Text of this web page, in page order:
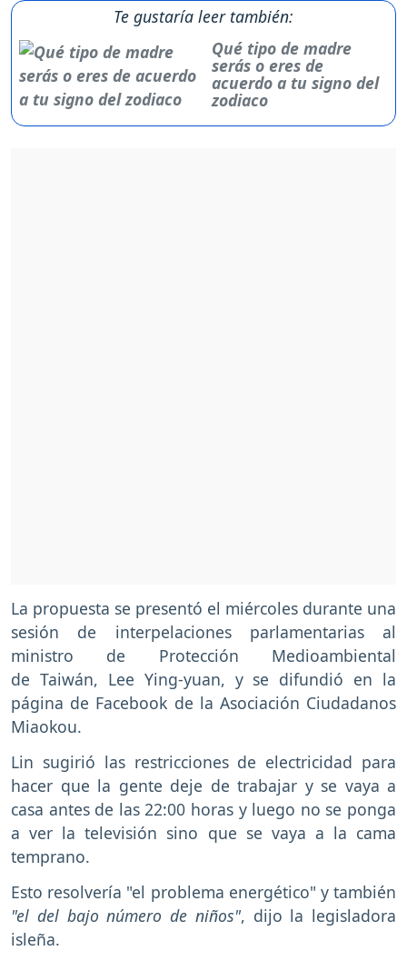
Te gustaría leer también:
Qué tipo de madre
serás o eres de
acuerdo a tu signo del
zodiaco
La propuesta se presentó el miércoles durante una
sesión de interpelaciones parlamentarias al
ministro de Protección Medioambiental
de Taiwán, Lee Ying-yuan, y se difundió en la
página de Facebook de la Asociación Ciudadanos
Miaokou.
Lin sugirió las restricciones de electricidad para
hacer que la gente deje de trabajar y se vaya a
casa antes de las 22:00 horas y luego no se ponga
a ver la televisión sino que se vaya a la cama
temprano.
Esto resolvería "el problema energético" y también
"el del bajo número de niños", dijo la legisladora
isleña.